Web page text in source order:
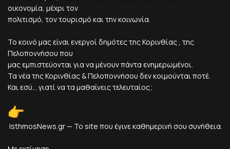
οικονομία, μέχρι τον
πολιτισμό, τον τουρισμό και την κοινωνία.
Το κοινό μας είναι ενεργοί δημότες της Κορινθίας , της
Πελοποννήσου που
μας εμπιστεύονται για να μένουν πάντα ενημερωμένοι.
Τα νέα της Κορινθίας & Πελοποννήσου δεν κοιμούνται ποτέ.
Και εσύ... γιατί να τα μαθαίνεις τελευταίος;
IsthmosNews.gr — Το site που έγινε καθημερινή σου συνήθεια.